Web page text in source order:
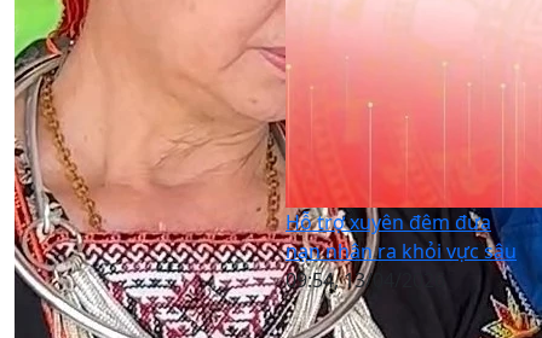
Hỗ trợ xuyên đêm đưa
nạn nhân ra khỏi vực sâu
09:54, 13/04/2026